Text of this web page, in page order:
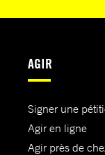
AGIR
Signer une
Agir en ligne
Agir près de